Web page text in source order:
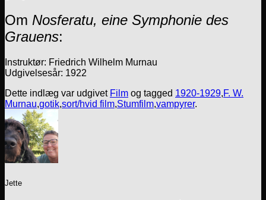
Om Nosferatu, eine Symphonie des
Grauens:
Instruktør: Friedrich Wilhelm Murnau
Udgivelsesår: 1922
Dette indlæg var udgivet Film og tagged 1920-1929,F. W.
Murnau,gotik,sort/hvid film,Stumfilm,vampyrer.
Jette